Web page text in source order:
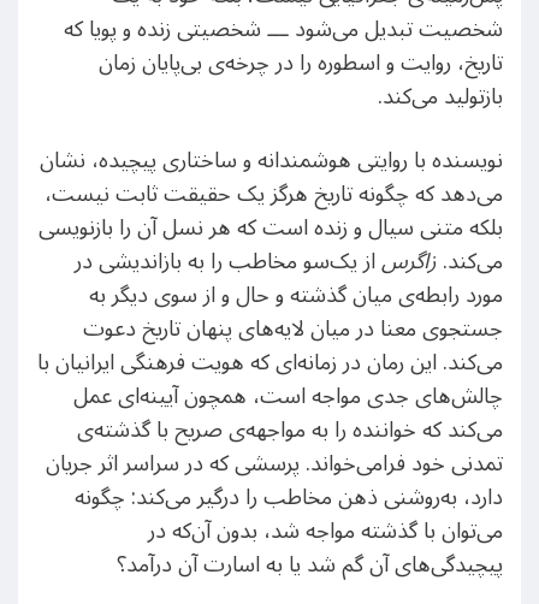
شخصیت تبدیل می‌شود ـــ شخصیتی زنده و پویا که
تاریخ، روایت و اسطوره را در چرخه‌ی بی‌پایان زمان
بازتولید می‌کند.
نویسنده با روایتی هوشمندانه و ساختاری پیچیده، نشان
می‌دهد که چگونه تاریخ هرگز یک حقیقت ثابت نیست،
بلکه متنی سیال و زنده است که هر نسل آن را بازنویسی
می‌کند.زاگرساز یک‌سو مخاطب را به بازاندیشی در
مورد رابطه‌ی میان گذشته و حال و از سوی دیگر به
جستجوی معنا در میان لایه‌های پنهان تاریخ دعوت
می‌کند. این رمان در زمانه‌ای که هویت فرهنگی ایرانیان با
چالش‌های جدی مواجه است، همچون آیینه‌ای عمل
می‌کند که خواننده را به مواجهه‌ی صریح با گذشته‌ی
تمدنی خود فرامی‌خواند. پرسشی که در سراسر اثر جریان
دارد، به‌روشنی ذهن مخاطب را درگیر می‌کند: چگونه
می‌توان با گذشته مواجه شد، بدون آن‌که در
پیچیدگی‌های آن گم شد یا به اسارت آن درآمد؟